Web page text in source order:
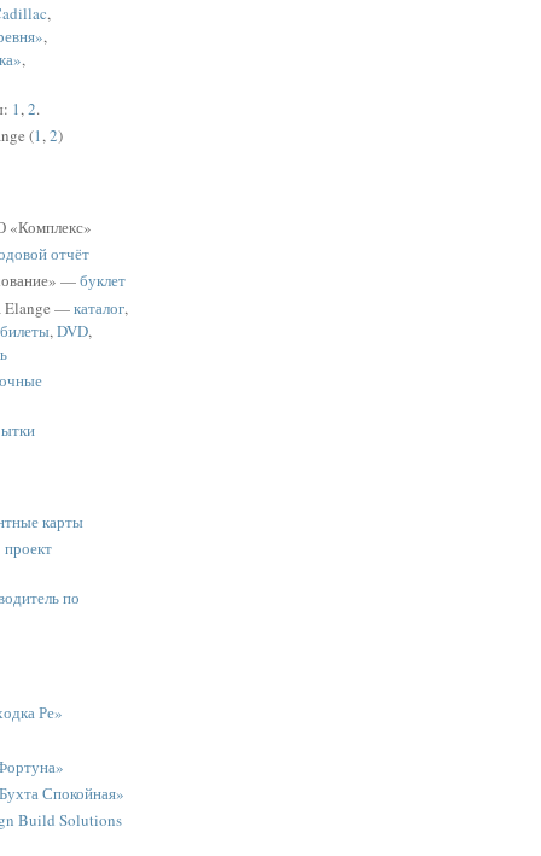
,
,
,
1,2.
(1,2)
отчёт
—буклет
Elange —каталог,
,DVD,
карты
проект
по
Ре»
Спокойная»
Build Solutions